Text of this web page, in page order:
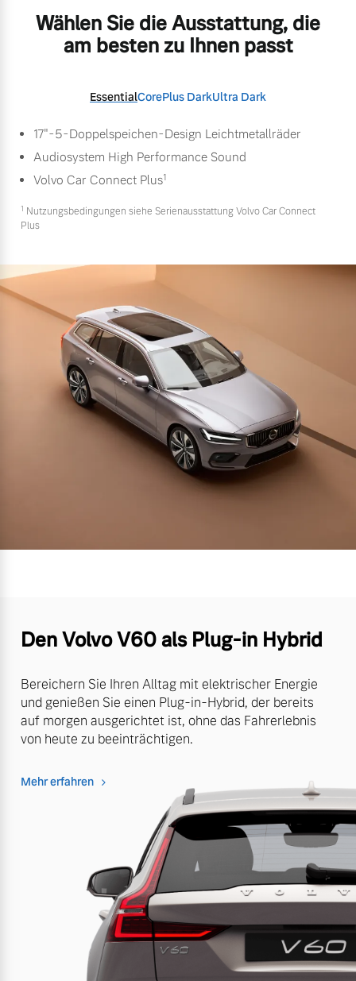
Wählen Sie die Ausstattung, die
am besten zu Ihnen passt
EssentialCorePlus DarkUltra Dark
17"-5-Doppelspeichen-Design Leichtmetallräder
Audiosystem High Performance Sound
Volvo Car Connect Plus1
1 Nutzungsbedingungen siehe Serienausstattung Volvo Car Connect
Plus
Den Volvo V60 als Plug-in Hybrid
Bereichern Sie Ihren Alltag mit elektrischer Energie
und genießen Sie einen Plug-in-Hybrid, der bereits
auf morgen ausgerichtet ist, ohne das Fahrerlebnis
von heute zu beeinträchtigen.
Mehr erfahren